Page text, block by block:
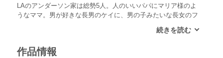
LAのアンダーソン家は総勢5人。人のいいパパにマリア様のよ
うなママ。男が好きな長男のケイに、男の子みたいな長女のフ
にパパの隠し子を名乗る5歳の天才少年・ジョナサンが訪ねて
すフィーとジョナサン、アンダーソン家はどこへゆく!?恋と友
作品情報